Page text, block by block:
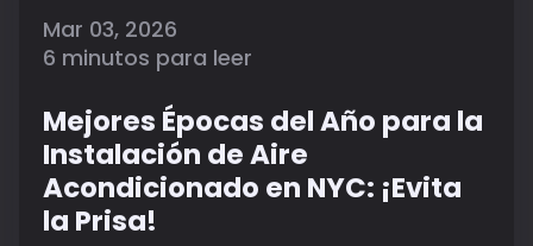
Mar 03, 2026
6 minutos para leer
Mejores Épocas del Año para la
Instalación de Aire
Acondicionado en NYC: ¡Evita
la Prisa!